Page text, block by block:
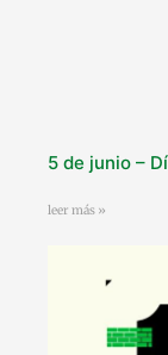
5 de junio –
leer más »